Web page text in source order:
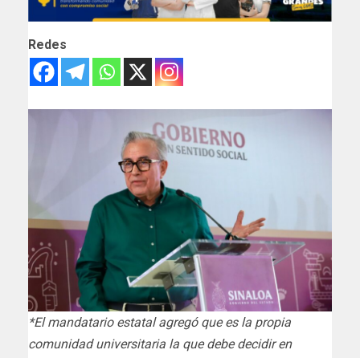
Redes
*El mandatario estatal agregó que es la propia
comunidad universitaria la que debe decidir en